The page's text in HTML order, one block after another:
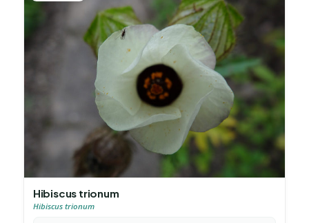
Hibiscus trionum
Hibiscus trionum